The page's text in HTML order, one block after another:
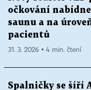
očkování
saunu a na
pacientů
31. 3. 2026 ▪ 4 min. čtení
Spalničky se šíří